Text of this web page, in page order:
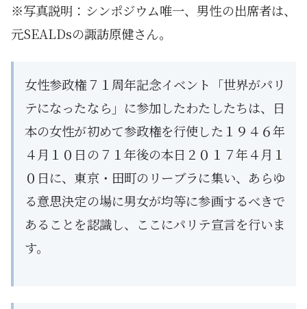
※写真説明：シンポジウム唯一、男性の出席者は、
元SEALDsの諏訪原健さん。
女性参政権７１周年記念イベント「世界がパリ
テになったなら」に参加したわたしたちは、日
本の女性が初めて参政権を行使した１９４６年
４月１０日の７１年後の本日２０１７年４月１
０日に、東京・田町のリーブラに集い、あらゆ
る意思決定の場に男女が均等に参画するべきで
あることを認識し、ここにパリテ宣言を行いま
す。